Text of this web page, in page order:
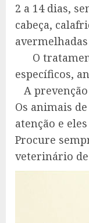
2 a 14 dias,
cabeça,
O
específicos,
A
Os animais
atenção e
Procure
veterinário